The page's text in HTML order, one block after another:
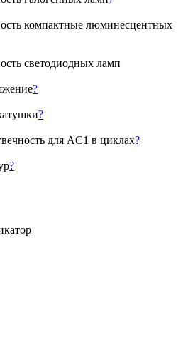
компактные люминесцентных
светодиодных ламп
?
?
для AC1 в циклах?
?